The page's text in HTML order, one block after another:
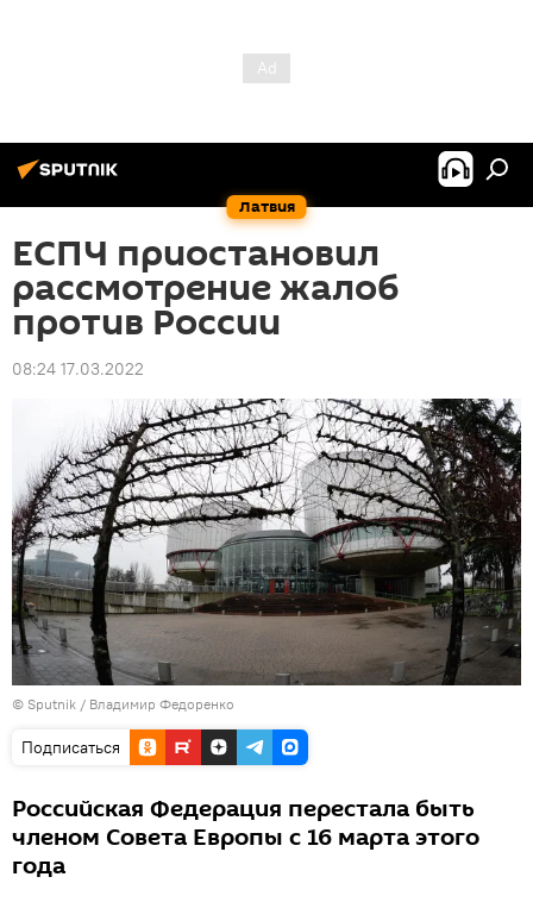
Латвия
ЕСПЧ приостановил
рассмотрение жалоб
против России
08:24 17.03.2022
© Sputnik / Владимир Федоренко
Подписаться
Российская Федерация перестала быть
членом Совета Европы с 16 марта этого
года